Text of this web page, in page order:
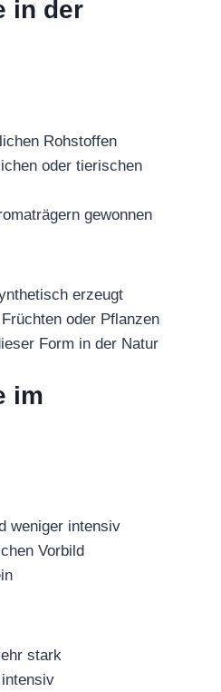
in der
Rohstoffen
oder tierischen
gewonnen
erzeugt
oder Pflanzen
Form in der Natur
im
weniger intensiv
Vorbild
stark